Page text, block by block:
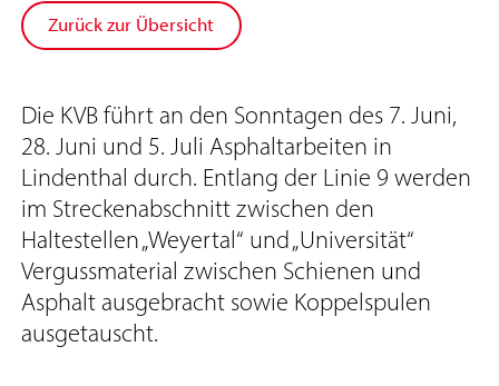
Zurück zur Übersicht
Die KVB führt an den Sonntagen des 7. Juni,
28. Juni und 5. Juli Asphaltarbeiten in
Lindenthal durch. Entlang der Linie 9 werden
im Streckenabschnitt zwischen den
Haltestellen „Weyertal“ und „Universität“
Vergussmaterial zwischen Schienen und
Asphalt ausgebracht sowie Koppelspulen
ausgetauscht.